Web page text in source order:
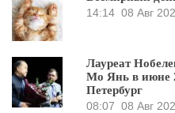
14:14 08 Авг
Лауреат
Мо Янь в июне
Петербург
08:07 08 Авг